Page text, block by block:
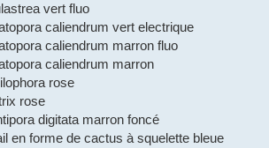
vert fluo
caliendrum vert electrique
caliendrum marron fluo
caliendrum marron
rose
rose
digitata marron foncé
en forme de cactus à squelette bleue